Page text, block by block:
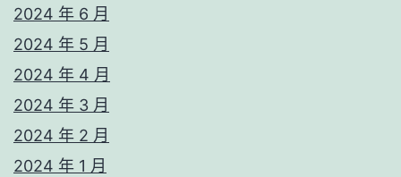
2024 年 6 月
2024 年 5 月
2024 年 4 月
2024 年 3 月
2024 年 2 月
2024 年 1 月